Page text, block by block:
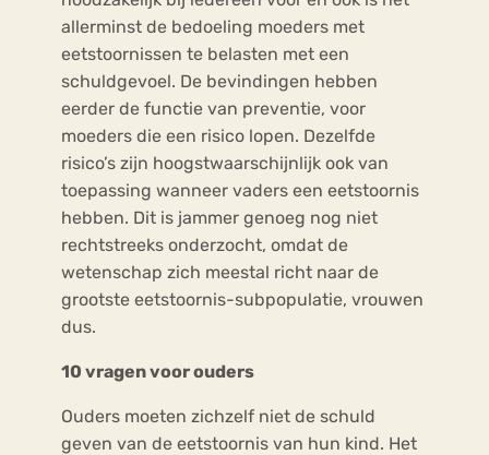
allerminst de bedoeling moeders met
eetstoornissen te belasten met een
schuldgevoel. De bevindingen hebben
eerder de functie van preventie, voor
moeders die een risico lopen. Dezelfde
risico’s zijn hoogstwaarschijnlijk ook van
toepassing wanneer vaders een eetstoornis
hebben. Dit is jammer genoeg nog niet
rechtstreeks onderzocht, omdat de
wetenschap zich meestal richt naar de
grootste eetstoornis-subpopulatie, vrouwen
dus.
10 vragen voor ouders
Ouders moeten zichzelf niet de schuld
geven van de eetstoornis van hun kind. Het